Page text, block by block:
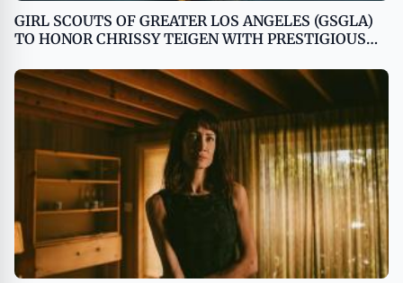
GIRL SCOUTS OF GREATER LOS ANGELES (GSGLA)
TO HONOR CHRISSY TEIGEN WITH PRESTIGIOUS